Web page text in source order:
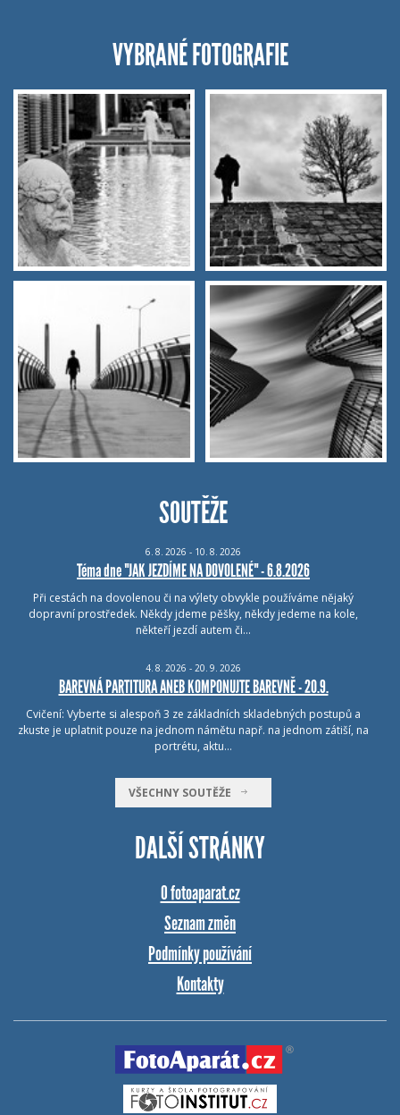
VYBRANÉ FOTOGRAFIE
SOUTĚŽE
6. 8. 2026 - 10. 8. 2026
Téma dne "JAK JEZDÍME NA DOVOLENÉ" - 6.8.2026
Při cestách na dovolenou či na výlety obvykle používáme nějaký
dopravní prostředek. Někdy jdeme pěšky, někdy jedeme na kole,
někteří jezdí autem či…
4. 8. 2026 - 20. 9. 2026
BAREVNÁ PARTITURA ANEB KOMPONUJTE BAREVNĚ - 20.9.
Cvičení: Vyberte si alespoň 3 ze základních skladebných postupů a
zkuste je uplatnit pouze na jednom námětu např. na jednom zátiší, na
portrétu, aktu…
VŠECHNY SOUTĚŽE
DALŠÍ STRÁNKY
O fotoaparat.cz
Seznam změn
Podmínky používání
Kontakty